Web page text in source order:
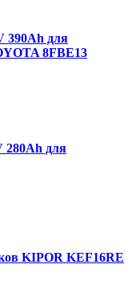
390Ah для
8FBE13
280Ah для
KIPOR KEF16RE